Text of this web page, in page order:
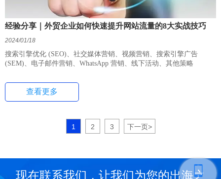
经验分享｜外贸企业如何快速提升网站流量的8大实战技巧
2024/01/18
搜索引擎优化 (SEO)、社交媒体营销、视频营销、搜索引擎广告
(SEM)、电子邮件营销、WhatsApp 营销、线下活动、其他策略
查看更多
1 2 3 下一页>
现在联系我们，让我们为您的出海之